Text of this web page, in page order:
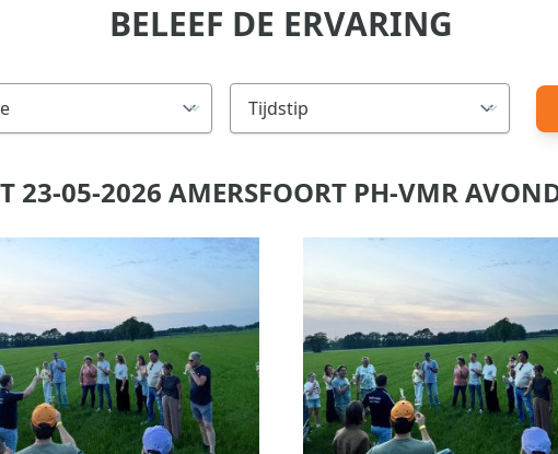
BELEEF DE ERVARING
23-05-2026 AMERSFOORT PH-VMR